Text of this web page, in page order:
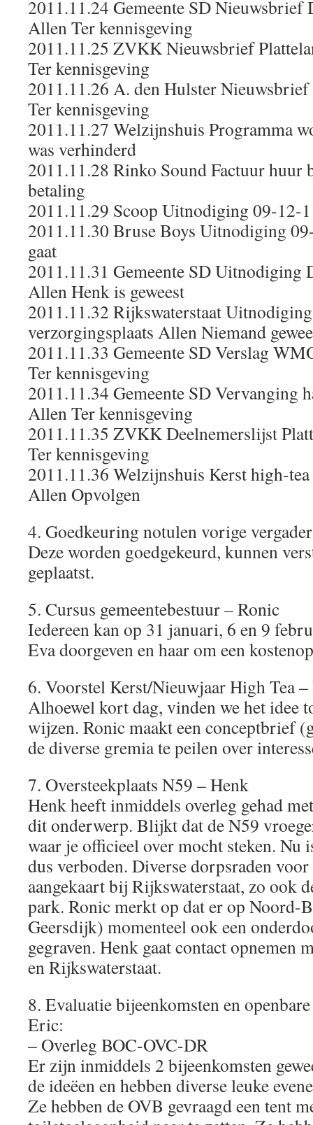
2011.11.24 Gemeente SD Nieuwsbrief
Allen Ter kennisgeving
2011.11.25 ZVKK Nieuwsbrief
Ter kennisgeving
2011.11.26 A. den Hulster
Ter kennisgeving
2011.11.27 Welzijnshuis Programma
was verhinderd
2011.11.28 Rinko Sound Factuur huur
betaling
2011.11.29 Scoop Uitnodiging 09-12-
2011.11.30 Bruse Boys Uitnodiging
gaat
2011.11.31 Gemeente SD Uitnodiging
Allen Henk is geweest
2011.11.32 Rijkswaterstaat
verzorgingsplaats Allen Niemand
2011.11.33 Gemeente SD Verslag
Ter kennisgeving
2011.11.34 Gemeente SD Vervanging
Allen Ter kennisgeving
2011.11.35 ZVKK Deelnemerslijst
Ter kennisgeving
2011.11.36 Welzijnshuis Kerst high-
Allen Opvolgen
4. Goedkeuring notulen vorige
Deze worden goedgekeurd, kunnen
geplaatst.
5. Cursus gemeentebestuur – Ronic
Iedereen kan op 31 januari, 6 en 9
Eva doorgeven en haar om een
6. Voorstel Kerst/Nieuwjaar High Tea
Alhoewel kort dag, vinden we het idee
wijzen. Ronic maakt een conceptbrief
de diverse gremia te peilen over
7. Oversteekplaats N59 – Henk
Henk heeft inmiddels overleg gehad
dit onderwerp. Blijkt dat de N59
waar je officieel over mocht steken. Nu
dus verboden. Diverse dorpsraden
aangekaart bij Rijkswaterstaat, zo ook
park. Ronic merkt op dat er op Noord-
Geersdijk) momenteel ook een
gegraven. Henk gaat contact opnemen
en Rijkswaterstaat.
8. Evaluatie bijeenkomsten en
Eric:
– Overleg BOC-OVC-DR
Er zijn inmiddels 2 bijeenkomsten
de ideëen en hebben diverse leuke
Ze hebben de OVB gevraagd een tent